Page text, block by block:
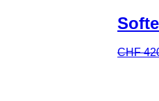
CHF